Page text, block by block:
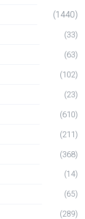
(1440)
(33)
(63)
(102)
(23)
(610)
(211)
(368)
(14)
(65)
(289)